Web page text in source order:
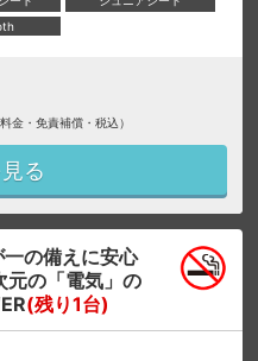
金・免責補償・税込）
る
一の備えに安心
元の「電気」の
(残り1台)